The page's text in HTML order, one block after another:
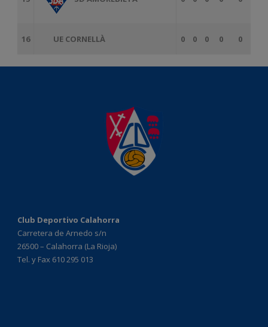
16 UE CORNELLÀ 0 0 0 0 0
Club Deportivo Calahorra
Carretera de Arnedo s/n
26500 – Calahorra (La Rioja)
Tel. y Fax 610 295 013